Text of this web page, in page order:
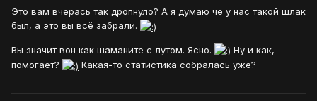
Это вам вчерась так дропнуло? А я думаю че у нас такой шлак
был, а это вы всё забрали.
Вы значит вон как шаманите с лутом. Ясно.
Ну и как,
помогает?
Какая-то статистика собралась уже?